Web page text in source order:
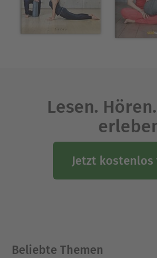
Ausdruckstherapeutin, die sie
möchte sie Frauen und
sich vor allem auf ihre
Lesen.
Jetzt kostenlos
Beliebte Themen